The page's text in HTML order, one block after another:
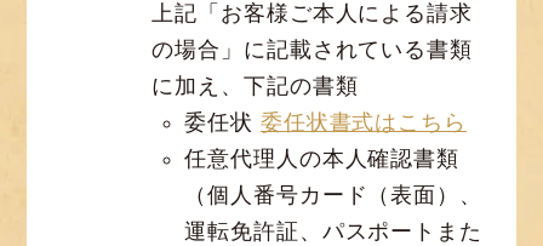
上記「お客様ご本人による請求
の場合」に記載されている書類
に加え、下記の書類
委任状 委任状書式はこちら
任意代理人の本人確認書類
（個人番号カード（表面）、
運転免許証、パスポートまた